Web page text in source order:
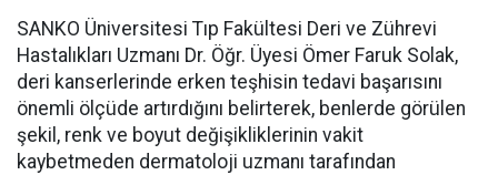
SANKO Üniversitesi Tıp Fakültesi Deri ve Zührevi
Hastalıkları Uzmanı Dr. Öğr. Üyesi Ömer Faruk Solak,
deri kanserlerinde erken teşhisin tedavi başarısını
önemli ölçüde artırdığını belirterek, benlerde görülen
şekil, renk ve boyut değişikliklerinin vakit
kaybetmeden dermatoloji uzmanı tarafından